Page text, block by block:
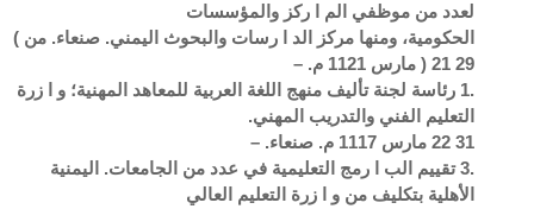
لعدد من موظفي الم ا ركز والمؤسسات
الحكومية، ومنها مركز الد ا رسات والبحوث اليمني. صنعاء. من )
29 21 ( مارس 1121 م. –
.1 رئاسة لجنة تأليف منهج اللغة العربية للمعاهد المهنية؛ و ا زرة
التعليم الفني والتدريب المهني.
31 22 مارس 1117 م. صنعاء. –
.3 تقييم الب ا رمج التعليمية في عدد من الجامعات. اليمنية
الأهلية بتكليف من و ا زرة التعليم العالي